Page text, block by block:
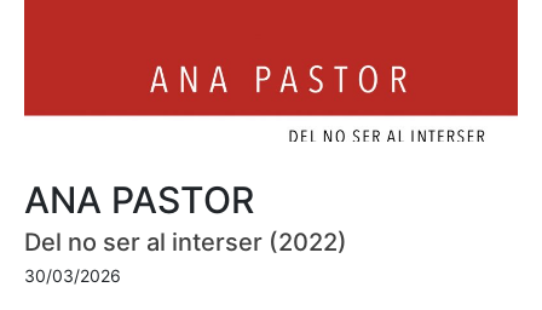
ANA PASTOR
Del no ser al interser (2022)
30/03/2026